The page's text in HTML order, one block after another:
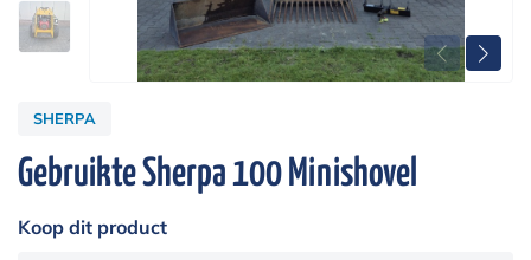
SHERPA
Gebruikte Sherpa 100 Minishovel
Koop dit product